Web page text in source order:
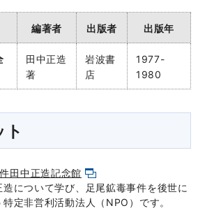
編著者 出版者 出版年
田中正造
著
岩波書
店
1977-
1980
田中正造記念館
について学び、足尾鉱毒事件を後世に
定非営利活動法人（NPO）です。